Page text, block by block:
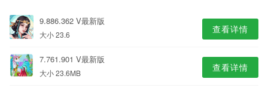
9.886.362 V最新版
大小 23.6 查看详情
7.761.901 V最新版
大小 23.6MB 查看详情